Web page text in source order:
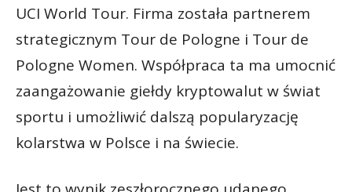
UCI World Tour. Firma została partnerem
strategicznym Tour de Pologne i Tour de
Pologne Women. Współpraca ta ma umocnić
zaangażowanie giełdy kryptowalut w świat
sportu i umożliwić dalszą popularyzację
kolarstwa w Polsce i na świecie.